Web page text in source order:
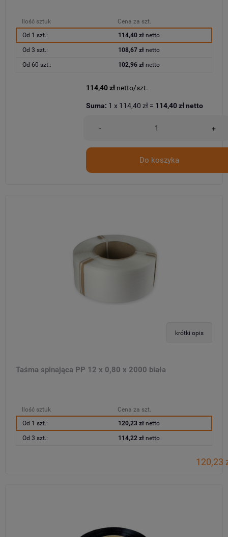
Ilość sztuk
Cena za szt.
Od 1 szt.:
114,40 złnetto
Od 3 szt.: 108,67 złnetto
Od 60 szt.: 102,96 złnetto
114,40 zł netto/szt.
- +
Do koszyka
Suma: 1 x 114,40 zł = 114,40 złnetto
krótki opis
Taśma spinająca PP 12 x 0,80 x 2000 biała
Ilość sztuk
Cena za szt.
Od 1 szt.:
120,23 złnetto
Od 3 szt.: 114,22 złnetto
120,23